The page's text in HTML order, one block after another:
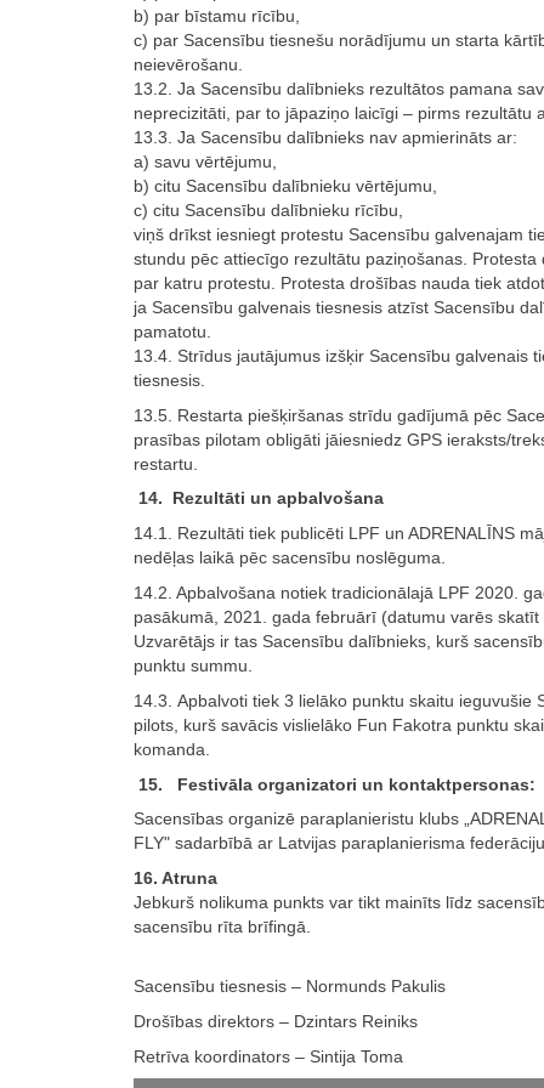
b) par bīstamu rīcību,
c) par Sacensību tiesnešu norādījumu un starta
neievērošanu.
13.2. Ja Sacensību dalībnieks rezultātos pamana
neprecizitāti, par to jāpaziņo laicīgi – pirms rezultātu
13.3. Ja Sacensību dalībnieks nav apmierināts ar:
a) savu vērtējumu,
b) citu Sacensību dalībnieku vērtējumu,
c) citu Sacensību dalībnieku rīcību,
viņš drīkst iesniegt protestu Sacensību galvenajam
stundu pēc attiecīgo rezultātu paziņošanas.
par katru protestu. Protesta drošības nauda tiek
ja Sacensību galvenais tiesnesis atzīst Sacensību
pamatotu.
13.4. Strīdus jautājumus izšķir Sacensību galvenais
tiesnesis.
13.5. Restarta piešķiršanas strīdu gadījumā pēc
prasības pilotam obligāti jāiesniedz GPS ieraksts/
restartu.
14. Rezultāti un apbalvošana
14.1. Rezultāti tiek publicēti LPF un ADRENALĪNS
nedēļas laikā pēc sacensību noslēguma.
14.2. Apbalvošana notiek tradicionālajā LPF 2020.
pasākumā, 2021. gada februārī (datumu varēs
Uzvarētājs ir tas Sacensību dalībnieks, kurš
punktu summu.
14.3. Apbalvoti tiek 3 lielāko punktu skaitu ieguvušie
pilots, kurš savācis vislielāko Fun Fakotra punktu
komanda.
15. Festivāla organizatori un kontaktpersonas:
Sacensības organizē paraplanieristu klubs
FLY" sadarbībā ar Latvijas paraplanierisma
16. Atruna
Jebkurš nolikuma punkts var tikt mainīts līdz
sacensību rīta brīfingā.
Sacensību tiesnesis – Normunds Pakulis
Drošības direktors – Dzintars Reiniks
Retrīva koordinators – Sintija Toma